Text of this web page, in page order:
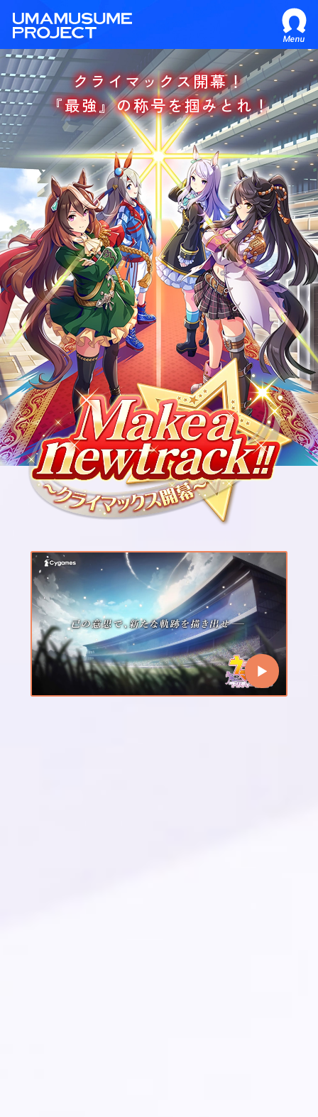
Menu
クライマックス開幕！
『最強』の称号を掴みとれ！
クライマックス開幕！
『最強』の称号を掴みとれ！